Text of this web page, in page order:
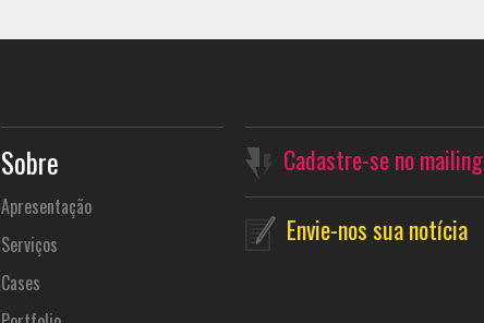
Sobre
Apresentação
Serviços
Cases
Cadastre-se no mailing
Envie-nos sua notícia